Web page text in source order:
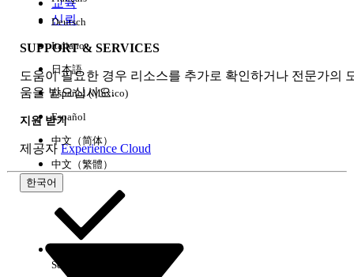
교육
신뢰
SUPPORT & SERVICES
도움이 필요한 경우 리소스를 추가로 확인하거나 전문가의
움을 받으십시오.
지원 받기
제공자 Experience Cloud
한국어
Deutsch
Italiano
日本語
Español (México)
Español
中文（简体）
中文（繁體）
Select Org